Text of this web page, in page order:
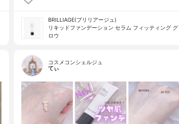
BRILLIAGE(ブリリアージュ)
リキッドファンデーション セラム フィッティング グ
ロウ
コスメコンシェルジュ
てぃ